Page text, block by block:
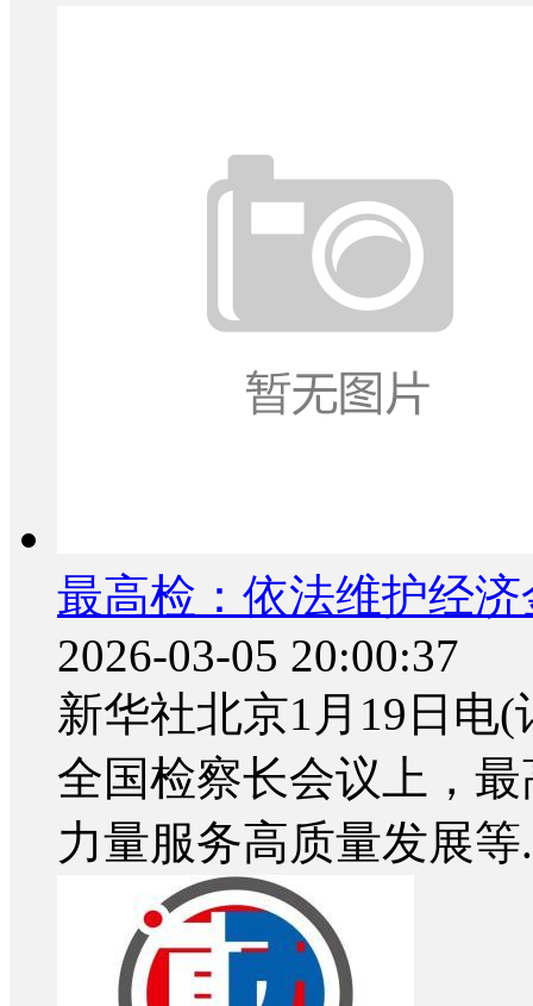
最高检：依法维护经
2026-03-05 20:00:37
新华社北京1月19日电
全国检察长会议上，
力量服务高质量发展等